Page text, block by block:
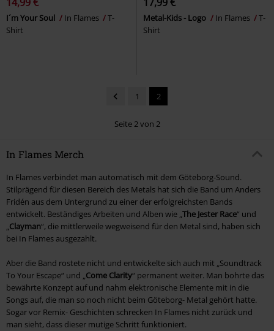
I´m Your Soul In Flames
T-
Shirt
Metal-Kids - Logo In Flames
T-
Shirt
1 2
Seite 2 von 2
In Flames Merch
In Flames verbindet man automatisch mit dem Göteborg-Sound.
Stilprägend für diesen Bereich des Metals hat sich die Band um Anders
Fridén aus dem Untergrund zu einer der erfolgreichsten Bands
entwickelt. Beständiges Arbeiten und Alben wie „The Jester Race“ und
„Clayman“, die mittlerweile wegweisend für den Metal sind, haben sich
bei In Flames ausgezahlt.
Aber die Band rostete nicht und entwickelte sich auch mit „Soundtrack
To Your Escape“ und „Come Clarity“ permanent weiter. Man bohrte das
bewährte Konzept auf und nahm elektronische Elemente mit in die
Songs auf, die man so noch nicht beim Göteborg- Metal gehört hatte.
Sogar vor Remix- Geschichten schrecken In Flames nicht zurück und
man sieht, dass dieser mutige Schritt funktioniert.